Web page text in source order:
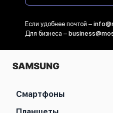
Если удобнее почтой –
Для бизнеса –
Смартфоны